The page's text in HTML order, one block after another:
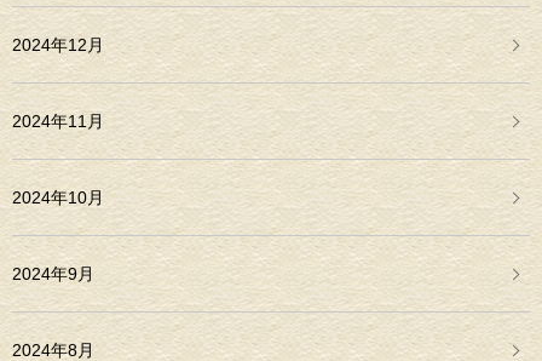
2024年12月
2024年11月
2024年10月
2024年9月
2024年8月